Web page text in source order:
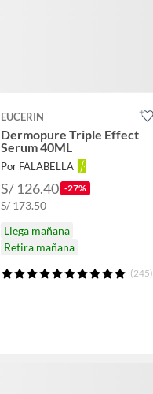
EUCERIN
Dermopure Triple Effect
Serum 40ML
Por FALABELLA
S/ 126.40 -27%
S/ 173.50
Llega mañana
Retira mañana
(245)